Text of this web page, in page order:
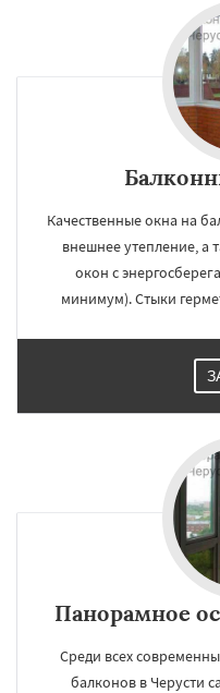
Качественные окна на
внешнее утепление, а
окон с
минимум). Стыки
Панорамное
Среди всех
балконов в Черусти